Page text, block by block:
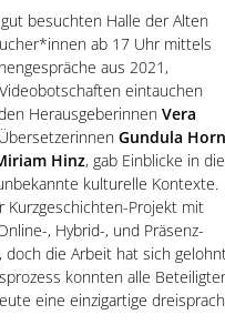
besuchten Halle der Alten
ab 17 Uhr mittels
aus 2021,
eintauchen
Herausgeberinnen Vera
Gundula
Hinz, gab Einblicke in die
kulturelle Kontexte.
Kurzgeschichten-Projekt mit
, Hybrid-, und Präsenz-
doch die Arbeit hat sich
konnten alle
eine einzigartige